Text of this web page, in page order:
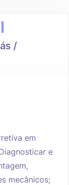
/
em
e
mecânicos;